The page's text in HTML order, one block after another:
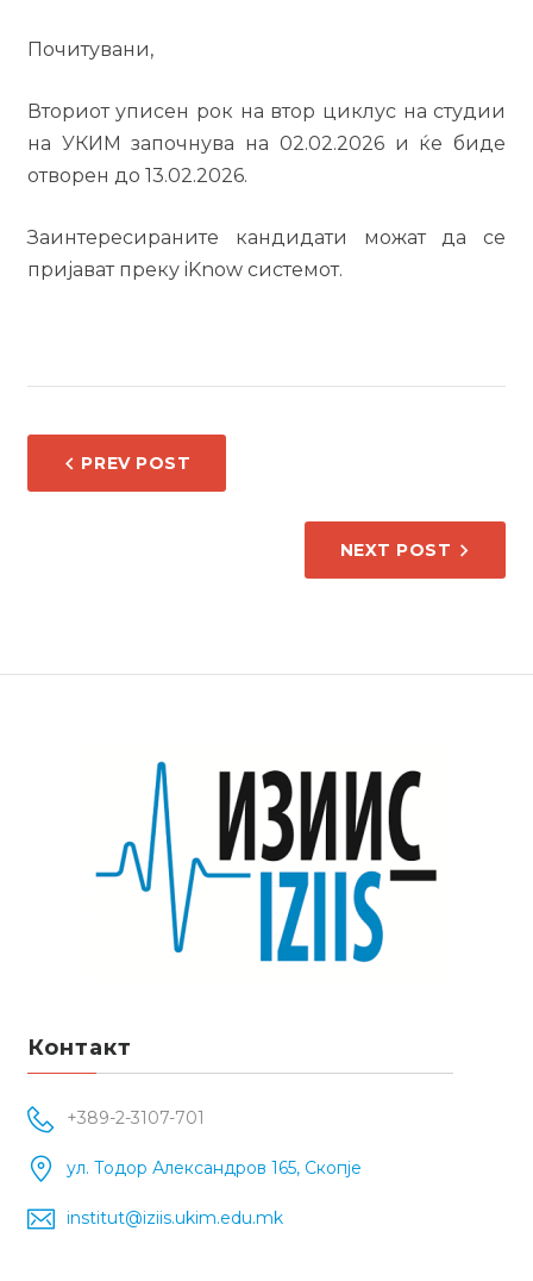
Почитувани,
Вториот уписен рок на втор циклус на студии
на УКИМ започнува на 02.02.2026 и ќе биде
отворен до 13.02.2026.
Заинтересираните кандидати можат да се
пријават преку iKnow системот.
НАВИГАЦИЈА
НА
PREV POST
NEXT POST
Контакт
+389-2-3107-701
ул. Тодор Александров 165, Скопје
institut@iziis.ukim.edu.mk